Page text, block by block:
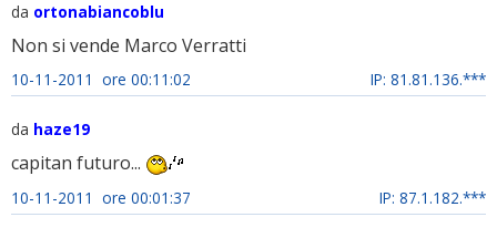
da ortonabiancoblu
Non si vende Marco Verratti
10-11-2011 ore 00:11:02 IP: 81.81.136.***
da haze19
capitan futuro...
10-11-2011 ore 00:01:37 IP: 87.1.182.***